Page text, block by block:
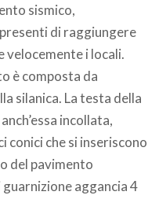
sismico,
di raggiungere
velocemente i locali.
è composta da
silanica. La testa della
incollata,
conici che si inseriscono
del pavimento
aggancia 4